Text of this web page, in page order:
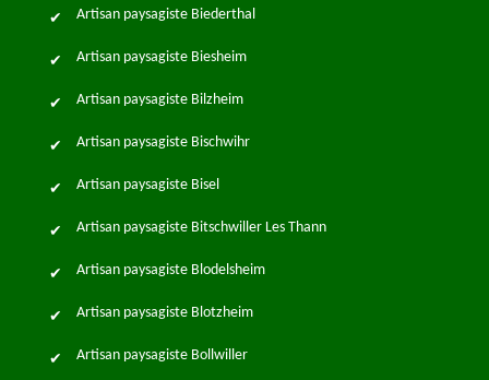
Artisan paysagiste Biederthal
Artisan paysagiste Biesheim
Artisan paysagiste Bilzheim
Artisan paysagiste Bischwihr
Artisan paysagiste Bisel
Artisan paysagiste Bitschwiller Les Thann
Artisan paysagiste Blodelsheim
Artisan paysagiste Blotzheim
Artisan paysagiste Bollwiller